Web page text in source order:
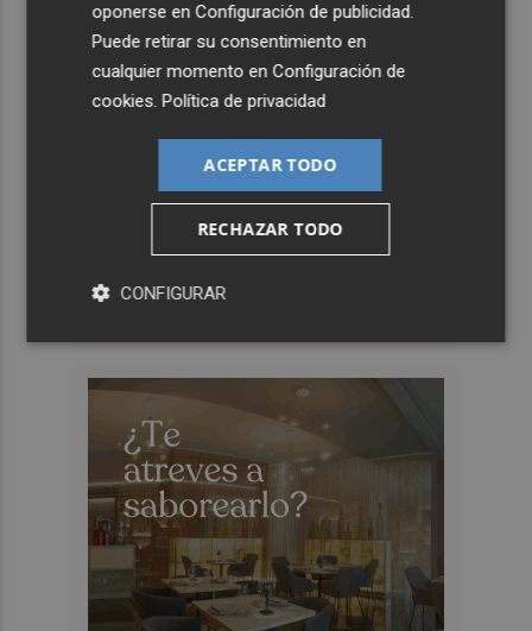
oponerse enConfiguración de publicidad.
Puede retirar su consentimiento en
cualquier momento enConfiguración de
cookies.Política de privacidad
ACEPTAR TODO
RECHAZAR TODO
CONFIGURAR